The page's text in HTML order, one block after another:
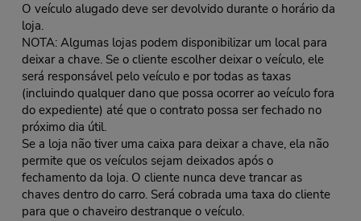
O veículo alugado deve ser devolvido durante o horário da
loja.
NOTA: Algumas lojas podem disponibilizar um local para
deixar a chave. Se o cliente escolher deixar o veículo, ele
será responsável pelo veículo e por todas as taxas
(incluindo qualquer dano que possa ocorrer ao veículo fora
do expediente) até que o contrato possa ser fechado no
próximo dia útil.
Se a loja não tiver uma caixa para deixar a chave, ela não
permite que os veículos sejam deixados após o
fechamento da loja. O cliente nunca deve trancar as
chaves dentro do carro. Será cobrada uma taxa do cliente
para que o chaveiro destranque o veículo.